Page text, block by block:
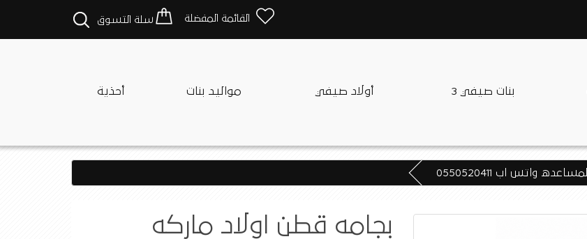
القائمة المفضلة سلة التسوق
بنات صيفي 3 أولاد صيفي مواليد بنات أحذية
بجامه قطن اولاد ماركه